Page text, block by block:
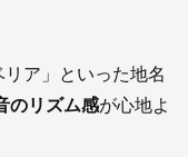
ア」といった地名
のリズム感が心地よ